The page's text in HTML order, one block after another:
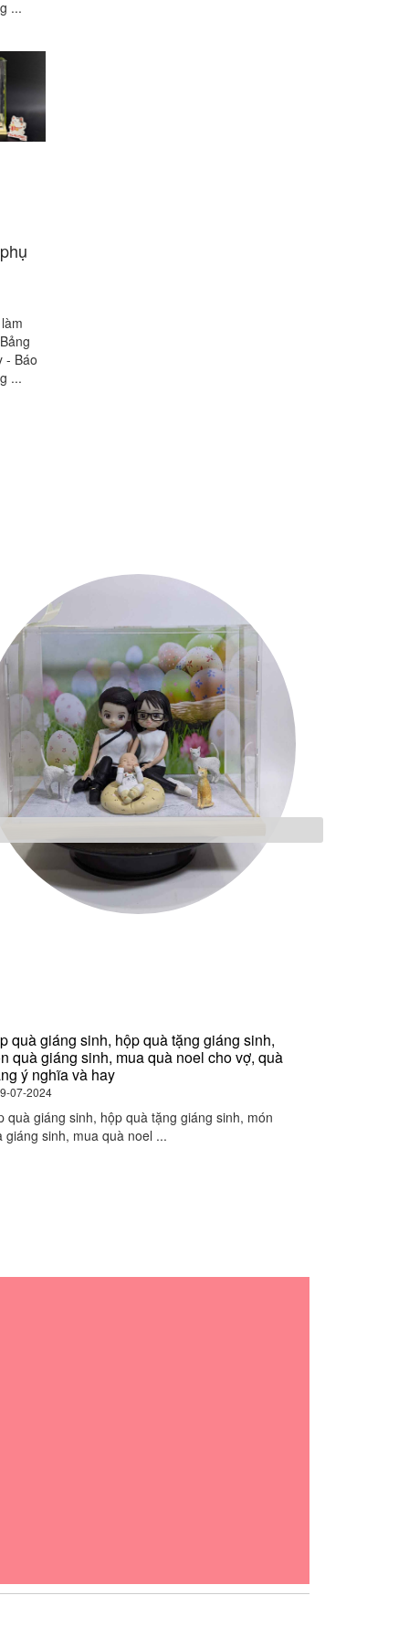
...
- Báo
...
quà giáng sinh, hộp quà tặng giáng sinh,
quà giáng sinh, mua quà noel cho vợ, quà
ý nghĩa và hay
07-2024
quà giáng sinh, hộp quà tặng giáng sinh, món
giáng sinh, mua quà noel ...